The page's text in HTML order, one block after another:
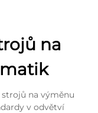
na
na výměnu
v odvětví